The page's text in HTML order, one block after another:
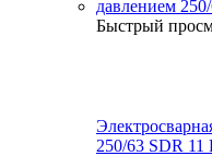
Быстрый
250/63 SDR